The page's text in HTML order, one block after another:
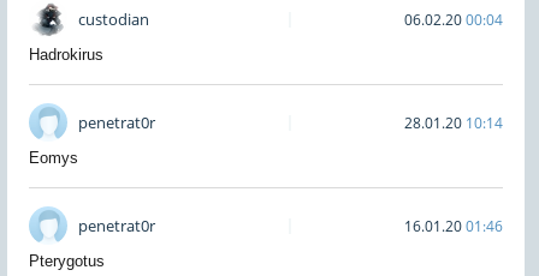
custodian 06.02.2000:04
Hadrokirus
penetrat0r 28.01.20 10:14
Eomys
penetrat0r 16.01.2001:46
Pterygotus